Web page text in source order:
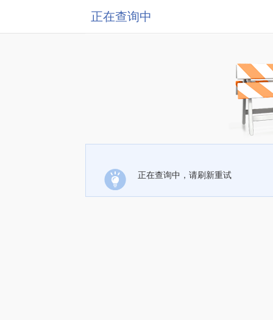
正在查询中
正在查询中，请刷新重试